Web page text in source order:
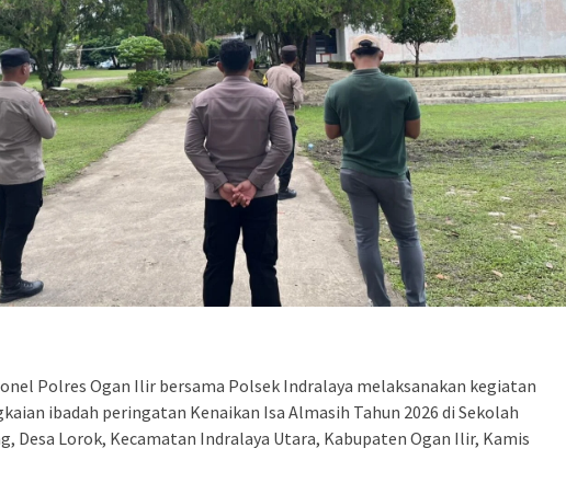
Polres Ogan Ilir bersama Polsek Indralaya melaksanakan kegiatan
ibadah peringatan Kenaikan Isa Almasih Tahun 2026 di Sekolah
Desa Lorok, Kecamatan Indralaya Utara, Kabupaten Ogan Ilir, Kamis